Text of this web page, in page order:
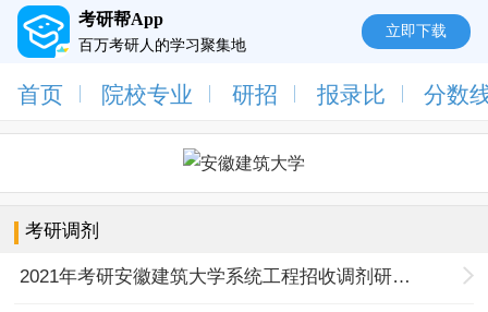
考研帮App
百万考研人的学习聚集地
立即下载
首页 院校专业 研招 报录比 分数
考研调剂
2021年考研安徽建筑大学系统工程招收调剂研究生的通知